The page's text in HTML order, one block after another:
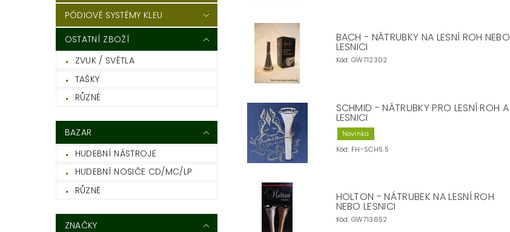
PÓDIOVÉ SYSTÉMY KLEU
OSTATNÍ ZBOŽÍ
ZVUK / SVĚTLA
TAŠKY
RŮZNÉ
BAZAR
HUDEBNÍ NÁSTROJE
HUDEBNÍ NOSIČE CD/MC/LP
RŮZNÉ
ZNAČKY
BACH - NÁTRUBKY NA LESNÍ ROH NEBO
LESNICI
Kód:GW712302
SCHMID - NÁTRUBKY PRO LESNÍ ROH A
LESNICI
Novinka
Kód: FH-SCH5.5
HOLTON - NÁTRUBEK NA LESNÍ ROH
NEBO LESNICI
Kód:GW713652